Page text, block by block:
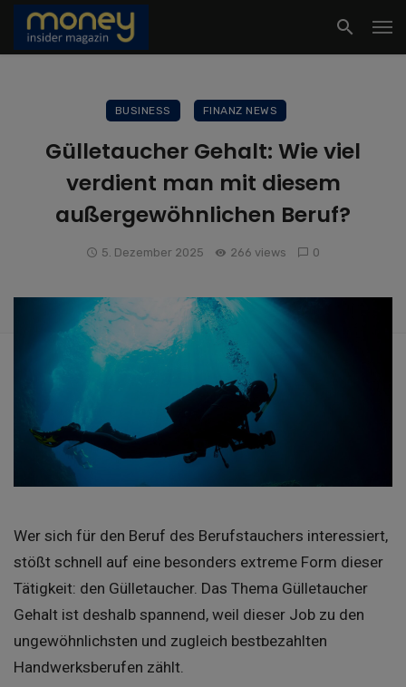
BUSINESS FINANZ NEWS
Gülletaucher Gehalt: Wie viel
verdient man mit diesem
außergewöhnlichen Beruf?
5. Dezember 2025 266 views 0
Wer sich für den Beruf des Berufstauchers interessiert,
stößt schnell auf eine besonders extreme Form dieser
Tätigkeit: den Gülletaucher. Das Thema Gülletaucher
Gehalt ist deshalb spannend, weil dieser Job zu den
ungewöhnlichsten und zugleich bestbezahlten
Handwerksberufen zählt.